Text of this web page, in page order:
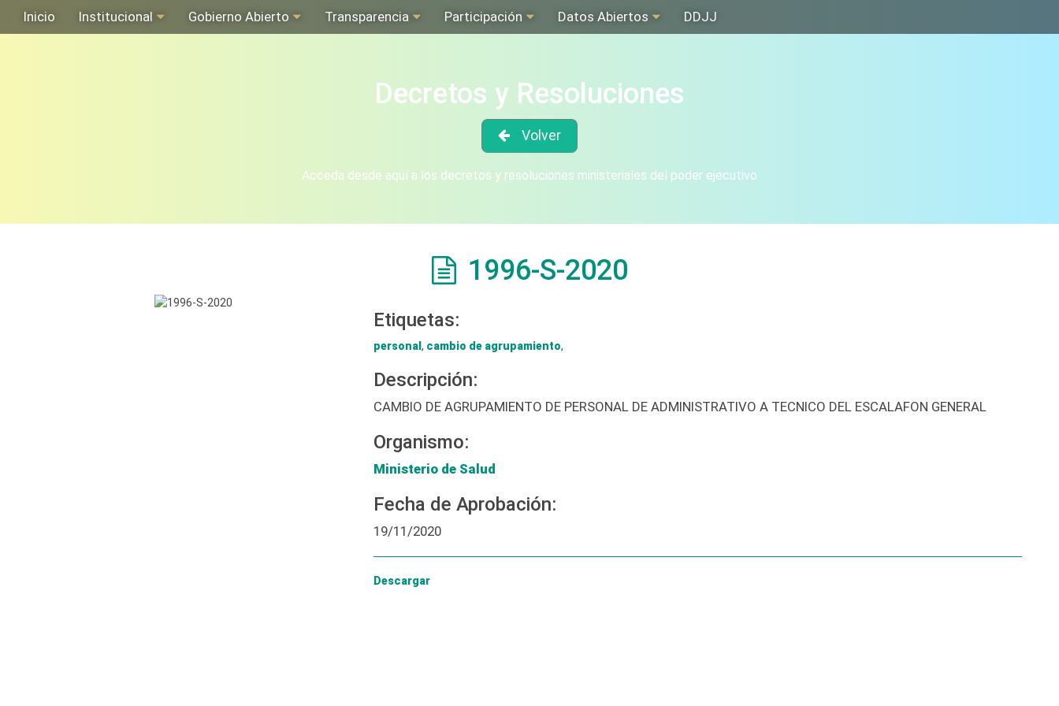
Inicio Institucional Gobierno Abierto Transparencia Participación Datos Abiertos DDJJ
Decretos y Resoluciones
Volver
Acceda desde aquí a los decretos y resoluciones ministeriales del poder ejecutivo
1996-S-2020
Etiquetas:
personal , cambio de agrupamiento,
Descripción:
CAMBIO DE AGRUPAMIENTO DE PERSONAL DE ADMINISTRATIVO A TECNICO DEL ESCALAFON GENERAL
Organismo:
Ministerio de Salud
Fecha de Aprobación:
19/11/2020
Descargar